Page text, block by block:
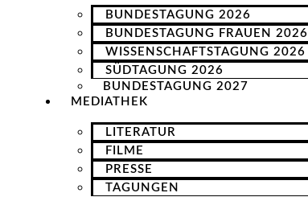
BUNDESTAGUNG 2026
BUNDESTAGUNG FRAUEN 2026
WISSENSCHAFTSTAGUNG 2026
SÜDTAGUNG 2026
BUNDESTAGUNG 2027
MEDIATHEK
LITERATUR
FILME
PRESSE
TAGUNGEN